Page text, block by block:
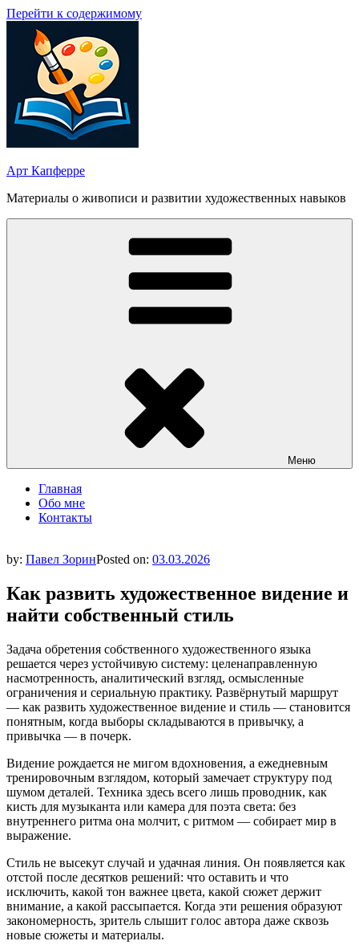
Перейти к содержимому
Арт Капферре
Материалы о живописи и развитии художественных навыков
Меню
Главная
Обо мне
Контакты
by: Павел ЗоринPosted on: 03.03.2026
Как развить художественное видение и
найти собственный стиль
Задача обретения собственного художественного языка
решается через устойчивую систему: целенаправленную
насмотренность, аналитический взгляд, осмысленные
ограничения и сериальную практику. Развёрнутый маршрут
— как развить художественное видение и стиль — становится
понятным, когда выборы складываются в привычку, а
привычка — в почерк.
Видение рождается не мигом вдохновения, а ежедневным
тренировочным взглядом, который замечает структуру под
шумом деталей. Техника здесь всего лишь проводник, как
кисть для музыканта или камера для поэта света: без
внутреннего ритма она молчит, с ритмом — собирает мир в
выражение.
Стиль не высекут случай и удачная линия. Он появляется как
отстой после десятков решений: что оставить и что
исключить, какой тон важнее цвета, какой сюжет держит
внимание, а какой рассыпается. Когда эти решения образуют
закономерность, зритель слышит голос автора даже сквозь
новые сюжеты и материалы.